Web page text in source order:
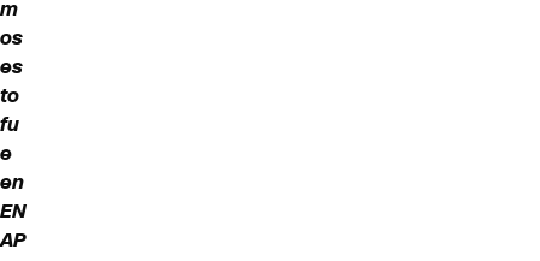
m
os
es
to
fu
e
en
EN
AP